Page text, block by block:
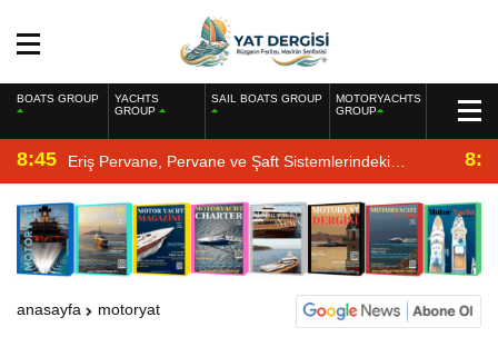
BOATS GROUP
YACHTS
GROUP
SAIL BOATS GROUP
MOTORYACHTS
GROUP
8:45 Eriş Pervane, Pervane ve Şaft Sistemlerindeki
Uzmanlığıyla Yat Dergisi’nde
anasayfa motoryat